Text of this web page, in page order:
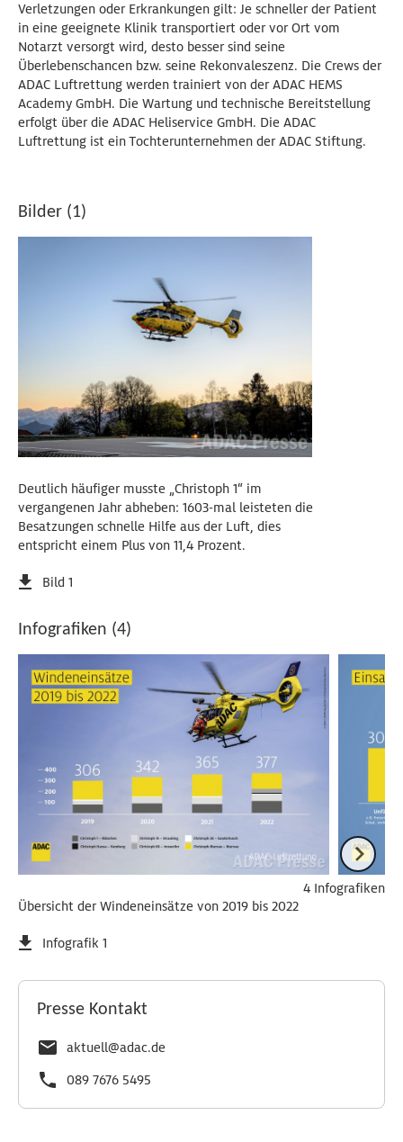
Verletzungen oder Erkrankungen gilt: Je schneller der Patient
in eine geeignete Klinik transportiert oder vor Ort vom
Notarzt versorgt wird, desto besser sind seine
Überlebenschancen bzw. seine Rekonvaleszenz. Die Crews der
ADAC Luftrettung werden trainiert von der ADAC HEMS
Academy GmbH. Die Wartung und technische Bereitstellung
erfolgt über die ADAC Heliservice GmbH. Die ADAC
Luftrettung ist ein Tochterunternehmen der ADAC Stiftung.
Bilder (1)
Deutlich häufiger musste „Christoph 1“ im
vergangenen Jahr abheben: 1603-mal leisteten die
Besatzungen schnelle Hilfe aus der Luft, dies
entspricht einem Plus von 11,4 Prozent.
Bild 1
Infografiken (4)
Übersicht der Windeneinsätze von 2019 bis 2022
Infografik 1
4 Infografiken
Presse Kontakt
aktuell@adac.de
089 7676 5495